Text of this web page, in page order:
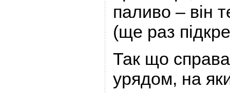
паливо – він
(ще раз
Так що
урядом, на